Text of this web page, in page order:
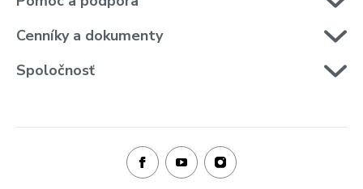
Cenníky a dokumenty
Spoločnosť